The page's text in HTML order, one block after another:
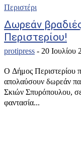
Περιστέρι
Δωρεάν
Περιστερίου!
protipress - 20 Ιουλίου
Ο Δήμος Περιστερίου
απολαύσουν δωρεάν
Σκιών Σπυρόπουλου,
φαντασία...